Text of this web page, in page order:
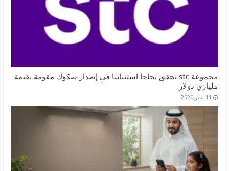
مجموعة stc تحقق نجاحا استثنائيا في إصدار صكوك مقومة بقيمة
ملياري دولار
11 يناير,2026